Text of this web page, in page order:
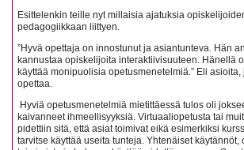
Esittelenkin teille nyt millaisia ajatuksia
pedagogiikkaan liittyen.
”Hyvä opettaja on innostunut ja asiantunteva. Hän
kannustaa opiskelijoita interaktiivisuuteen. Hänellä
käyttää monipuolisia opetusmenetelmiä.” Eli
opettaa.
Hyviä opetusmenetelmiä mietittäessä tulos oli
kaivanneet ihmeellisyyksiä. Virtuaaliopetusta tai
pidettiin sitä, että asiat toimivat eikä esimerkiksi
tarvitse käyttää useita tunteja. Yhtenäiset